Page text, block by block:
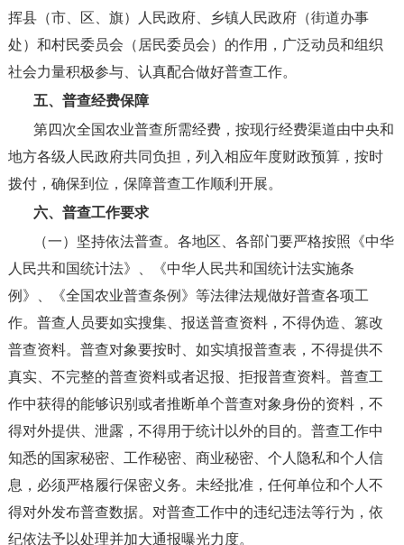
挥县（市、区、旗）人民政府、乡镇人民政府（街道办事
处）和村民委员会（居民委员会）的作用，广泛动员和组织
社会力量积极参与、认真配合做好普查工作。
五、普查经费保障
第四次全国农业普查所需经费，按现行经费渠道由中央和
地方各级人民政府共同负担，列入相应年度财政预算，按时
拨付，确保到位，保障普查工作顺利开展。
六、普查工作要求
（一）坚持依法普查。 各地区、各部门要严格按照《中华
人民共和国统计法》、《中华人民共和国统计法实施条
例》、《全国农业普查条例》等法律法规做好普查各项工
作。普查人员要如实搜集、报送普查资料，不得伪造、篡改
普查资料。普查对象要按时、如实填报普查表，不得提供不
真实、不完整的普查资料或者迟报、拒报普查资料。普查工
作中获得的能够识别或者推断单个普查对象身份的资料，不
得对外提供、泄露，不得用于统计以外的目的。普查工作中
知悉的国家秘密、工作秘密、商业秘密、个人隐私和个人信
息，必须严格履行保密义务。未经批准，任何单位和个人不
得对外发布普查数据。对普查工作中的违纪违法等行为，依
纪依法予以处理并加大通报曝光力度。